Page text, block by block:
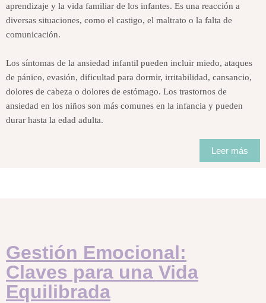
aprendizaje y la vida familiar de los infantes. Es una reacción a
diversas situaciones, como el castigo, el maltrato o la falta de
comunicación.
Los síntomas de la ansiedad infantil pueden incluir miedo, ataques
de pánico, evasión, dificultad para dormir, irritabilidad, cansancio,
dolores de cabeza o dolores de estómago. Los trastornos de
ansiedad en los niños son más comunes en la infancia y pueden
durar hasta la edad adulta.
Leer más
Gestión Emocional:
Claves para una Vida
Equilibrada